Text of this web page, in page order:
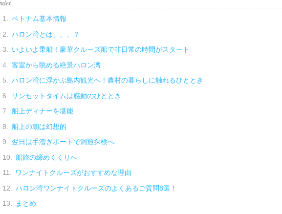
ベトナム基本情報
ハロン湾とは、、、？
いよいよ乗船！豪華クルーズ船で非日常の時間がスタート
客室から眺める絶景ハロン湾
ハロン湾に浮かぶ島内観光へ！農村の暮らしに触れるひととき
サンセットタイムは感動のひととき
船上ディナーを堪能
船上の朝は幻想的
翌日は手漕ぎボートで洞窟探検へ
船旅の締めくくりへ
ワンナイトクルーズがおすすめな理由
ハロン湾ワンナイトクルーズのよくあるご質問8選！
まとめ